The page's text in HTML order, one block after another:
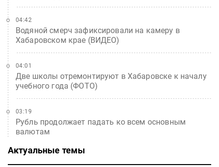
Водяной смерч зафиксировали на камеру в
Хабаровском крае (ВИДЕО)
04:42
Две школы отремонтируют в Хабаровске к началу
учебного года (ФОТО)
04:01
Рубль продолжает падать ко всем основным
валютам
03:19
Актуальные темы